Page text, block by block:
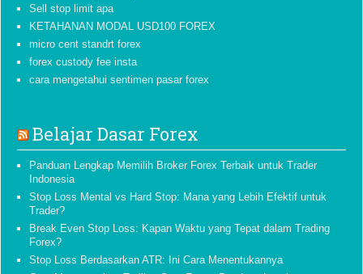
Sell stop limit apa
KETAHANAN MODAL USD100 FOREX
micro cent standrt forex
forex custody fee insta
cara mengetahui sentimen pasar forex
Belajar Dasar Forex
Panduan Lengkap Memilih Broker Forex Terbaik untuk Trader
Indonesia
Stop Loss Mental vs Hard Stop: Mana yang Lebih Efektif untuk
Trader?
Break Even Stop Loss: Kapan Waktu yang Tepat dalam Trading
Forex?
Stop Loss Berdasarkan ATR: Ini Cara Menentukannya